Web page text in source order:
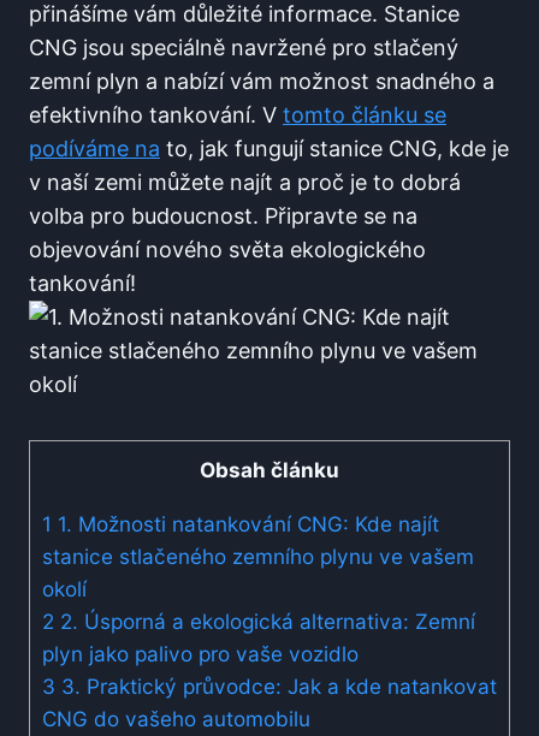
přinášíme vám důležité informace. Stanice
CNG jsou speciálně navržené pro stlačený
zemní plyn a nabízí vám možnost snadného a
efektivního tankování. V tomto článku se
podíváme na to, jak fungují stanice CNG, kde je
v naší zemi můžete najít a proč je to dobrá
volba pro budoucnost. Připravte se na
objevování nového světa ekologického
tankování!
Obsah článku
1 1. Možnosti natankování CNG: Kde najít
stanice stlačeného zemního plynu ve vašem
okolí
2 2. Úsporná a ekologická alternativa: Zemní
plyn jako palivo pro vaše vozidlo
3 3. Praktický průvodce: Jak a kde natankovat
CNG do vašeho automobilu